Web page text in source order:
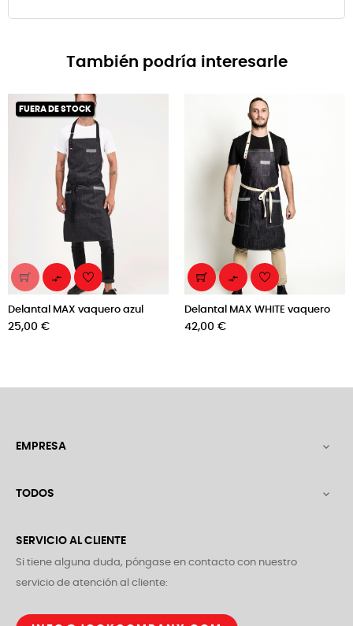
También podría interesarle
FUERA DE STOCK

Delantal MAX vaquero azul
Precio
25,00 €

Delantal MAX WHITE vaquero
Precio
42,00 €
EMPRESA 
TODOS 
SERVICIO AL CLIENTE
Si tiene alguna duda, póngase en contacto con nuestro
servicio de atención al cliente: